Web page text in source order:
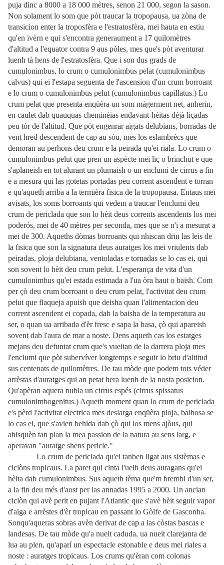
puja dinc a 8000 a 18 000 mètres, senon 21 000, segon la sason.
Non solament lo som que pòt traucar la tropopausa, ua zòna de
transicion enter la troposfèra e l'estratosfèra, mei hauta en estiu
qu'en ivèrn e qui s'encontra generaument a 17 quilomètres
d'altitud a l'equator contra 9 aus pòles, mes que's pòt aventurar
luenh tà hens de l'estratosfèra. Que i son dus grads de
cumulonimbus, lo crum o cumulonimbus pelat (cumulonimbus
calvus) qui ei l'estapa seguenta de l'ascension d'un crum borroant
e lo crum o cumulonimbus pelut (cumulonimbus capillatus.) Lo
crum pelat que presenta enqüèra un som màgerment net, anherin,
en caulet dab quauquas cheminéias endavant-hèitas déjà liçadas
peu tòr de l'altitud. Que pòt engenrar aigats delubians, borradas de
vent hred descendent de cap au sòu, mes los eslambrècs que
demoran au perhons deu crum e la peirada qu'ei riala. Lo crum o
cumulonimbus pelut que pren un aspècte mei liç o brinchut e que
s'aplaneish en tot alurant un plumaish o un enclumi de cirrus a fin
e a mesura qui las gotetas portadas peu corrent ascendent e torran
e qu'aqueth arriba a la termièra fisica de la tropopausa. Entaus mei
avisats, los soms borroants qui vedem a traucar l'enclumi deu
crum de periclada que son lo hèit deus corrents ascendents los mei
poderós, mei de 40 mètres per seconda, mes que se n'i a mesurat a
mei de 300. Aqueths dòmas borroants qui nhiscan drin las leis de
la fisica que son la signatura deus auratges los mei vriulents dab
peiradas, ploja delubiana, ventoladas e tornadas se lo cas ei, qui
son sovent lo hèit deu crum pelut. L'esperança de vita d'un
cumulonimbus qu'ei estada estimada a l'ua òra haut o baish. Com
per çò deu crum borroant o deu crum pelat, l'activitat deu crum
pelut que flaqueja apuish que deisha quan l'alimentacion deu
corrent ascendent ei copada, dab la baisha de la temperatura au
ser, o quan ua arribada d'èr fresc e sapa la basa, çò qui apareish
sovent dab l'aura de mar a noste. Dens aqueth cas los estatges
mejans deu defuntat crum que's vueitan de la darrera ploja mes
l'enclumi que pòt subervíver longtemps e seguir lo briu d'altitud
sus centenats de quilomètres. De tau mòde que podem tots véder
arrèstas d'auratges qui an petat hera luenh de la nosta posicion.
Qu'apèran aquera nubla un cirrus espés (cirrus spissatus
cumulonimbogenitus.) Aqueth moment quan lo crum de periclada
e's pèrd l'activitat electrica mes deslarga enqüèra ploja, balhosa se
lo cas ei, que s'avien behida dab çò qui los mens ajòus, qui
ahisquèn tan plan la mea passion de la natura au sens larg, e
aperavan "auratge shens pericle."
Lo crum de periclada qu'ei tanben ligat aus sistèmas e
ciclòns tropicaus. La paret qui cinta l'uelh deus auragans qu'ei
hèita dab cumulonimbus. Sus aqueth tèma que'm brembi d'un ser,
a la fin deu més d'aost per las annadas 1995 a 2000. Un ancian
ciclòn qui avè perit en pujant l'Atlantic que s'avè hèit seguir vapor
d'aiga e arrèstes d'èr tropicau en passant lo Gòlfe de Gasconha.
Sonqu'aqueras sobras avèn derivat de cap a las còstas bascas e
landesas. De tau mòde qu'a nueit caduda, ua nueit clarejanta de
lua au plen, qu'aparí un espectacle estonable e deus mei riales a
noste : auratges tropicaus. Los crums qu'èran com colonas